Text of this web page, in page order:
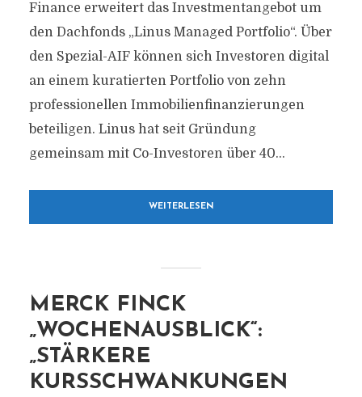
Finance erweitert das Investmentangebot um
den Dachfonds „Linus Managed Portfolio“. Über
den Spezial-AIF können sich Investoren digital
an einem kuratierten Portfolio von zehn
professionellen Immobilienfinanzierungen
beteiligen. Linus hat seit Gründung
gemeinsam mit Co-Investoren über 40...
WEITERLESEN
MERCK FINCK
„WOCHENAUSBLICK“:
„STÄRKERE
KURSSCHWANKUNGEN